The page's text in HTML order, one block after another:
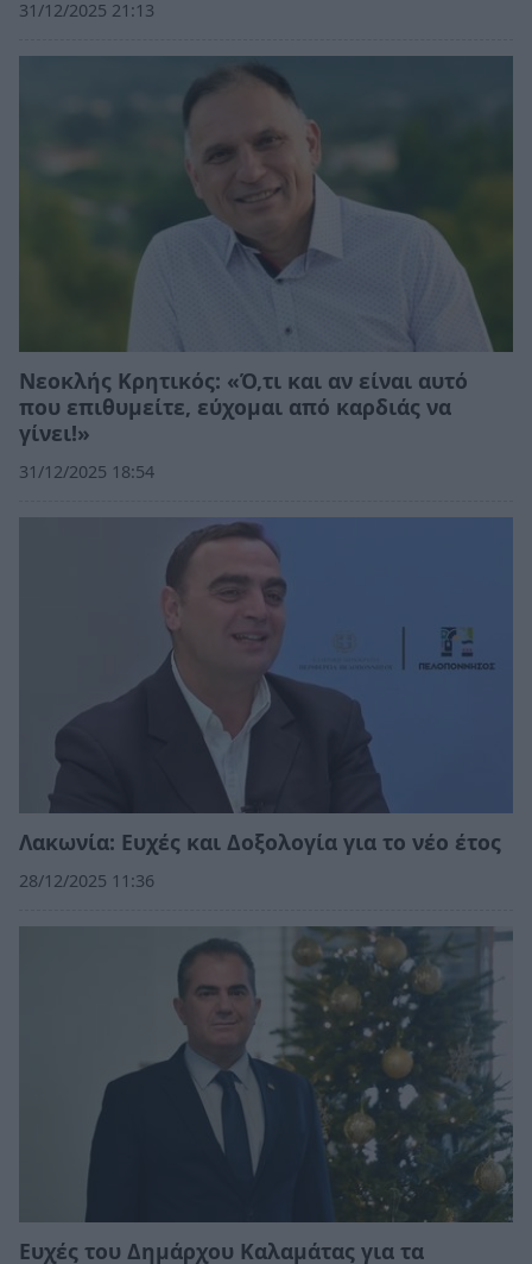
31/12/2025 21:13
Νεοκλής Κρητικός: «Ό,τι και αν είναι αυτό
που επιθυμείτε, εύχομαι από καρδιάς να
γίνει!»
31/12/2025 18:54
Λακωνία: Ευχές και Δοξολογία για το νέο έτος
28/12/2025 11:36
Ευχές του Δημάρχου Καλαμάτας για τα